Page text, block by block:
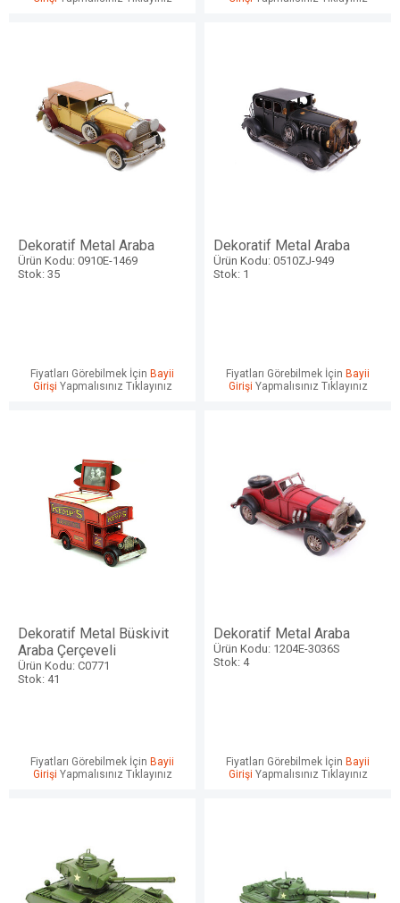
Dekoratif Metal Araba
Ürün Kodu: 0910E-1469
Stok: 35
Fiyatları Görebilmek İçin Bayii
Girişi Yapmalısınız Tıklayınız
Dekoratif Metal Araba
Ürün Kodu: 0510ZJ-949
Stok: 1
Fiyatları Görebilmek İçin Bayii
Girişi Yapmalısınız Tıklayınız
Dekoratif Metal Büskivit
Araba Çerçeveli
Ürün Kodu: C0771
Stok: 41
Fiyatları Görebilmek İçin Bayii
Girişi Yapmalısınız Tıklayınız
Dekoratif Metal Araba
Ürün Kodu: 1204E-3036S
Stok: 4
Fiyatları Görebilmek İçin Bayii
Girişi Yapmalısınız Tıklayınız